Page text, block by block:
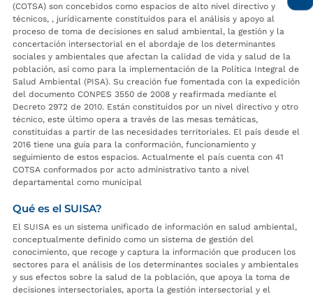
(COTSA) son concebidos como espacios de alto nivel directivo y
técnicos, , jurídicamente constituidos para el análisis y apoyo al
proceso de toma de decisiones en salud ambiental, la gestión y la
concertación intersectorial en el abordaje de los determinantes
sociales y ambientales que afectan la calidad de vida y salud de la
población, así como para la implementación de la Política Integral de
Salud Ambiental (PISA). Su creación fue fomentada con la expedición
del documento CONPES 3550 de 2008 y reafirmada mediante el
Decreto 2972 de 2010. Están constituidos por un nivel directivo y otro
técnico, este último opera a través de las mesas temáticas,
constituidas a partir de las necesidades territoriales. El país desde el
2016 tiene una guía para la conformación, funcionamiento y
seguimiento de estos espacios. Actualmente el país cuenta con 41
COTSA conformados por acto administrativo tanto a nivel
departamental como municipal
Qué es el SUISA?
El SUISA es un sistema unificado de información en salud ambiental,
conceptualmente definido como un sistema de gestión del
conocimiento, que recoge y captura la información que producen los
sectores para el análisis de los determinantes sociales y ambientales
y sus efectos sobre la salud de la población, que apoya la toma de
decisiones intersectoriales, aporta la gestión intersectorial y el